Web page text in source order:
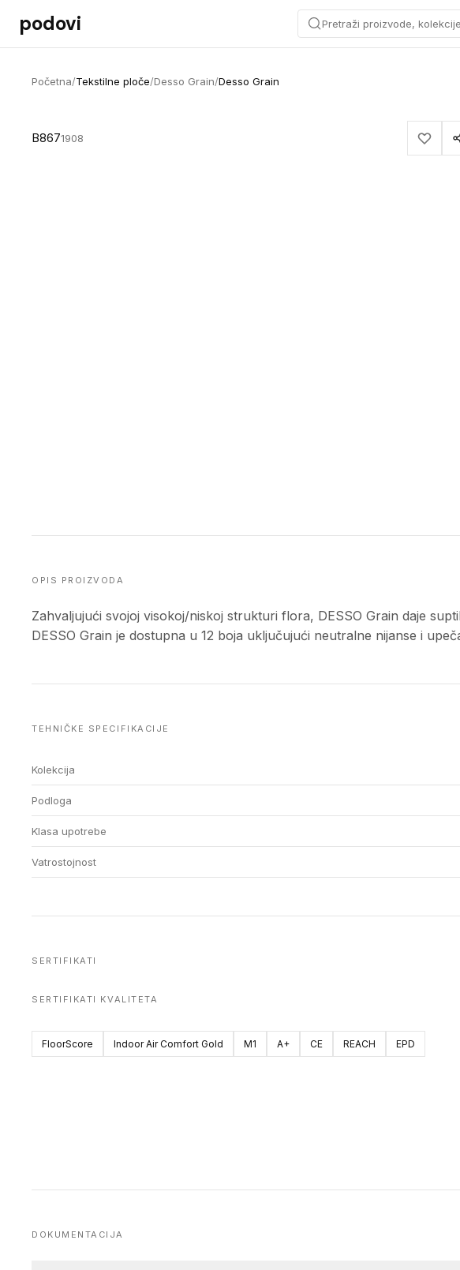
Preskoči na sadržaj
podovi Pretraži proizvode,
Početna/Tekstilne ploče/Desso Grain/Desso Grain
B8671908
OPIS PROIZVODA
Zahvaljujući svojoj visokoj/niskoj strukturi flora, DESSO Grain daje
DESSO Grain je dostupna u 12 boja uključujući neutralne nijanse i
TEHNIČKE SPECIFIKACIJE
Kolekcija
Podloga
Klasa upotrebe
Vatrostojnost
SERTIFIKATI
SERTIFIKATI KVALITETA
FloorScore Indoor Air Comfort Gold M1 A+ CE REACH EPD
DOKUMENTACIJA